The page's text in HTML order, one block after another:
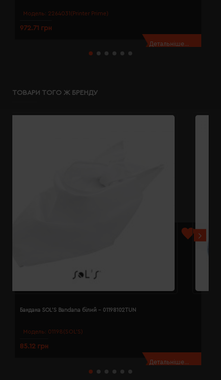
Модель: 2264031(Printer Prime)
972.71 грн
Детальніше...
ТОВАРИ ТОГО Ж БРЕНДУ
Модель: 01198(SOL’S)
Бандана SOL'S Bandana білий - 01198102TUN
85.12 грн
Детальніше...